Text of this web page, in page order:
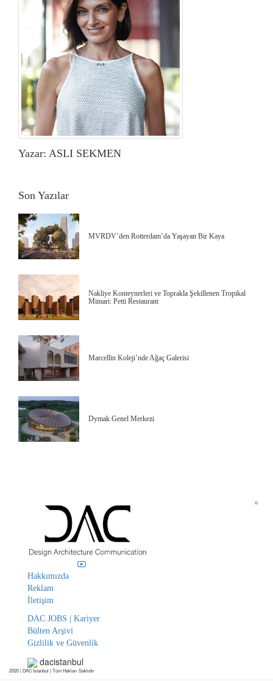
Yazar: ASLI SEKMEN
Son Yazılar
MVRDV’den Rotterdam’da Yaşayan Bir Kaya
Nakliye Konteynerleri ve Toprakla Şekillenen Tropikal
Mimari: Petti Restaurant
Marcellin Koleji’nde Ağaç Galerisi
Dymak Genel Merkezi
Hakkımızda
Reklam
İletişim
DAC JOBS | Kariyer
Bülten Arşivi
Gizlilik ve Güvenlik
dacistanbul
©
2020 | DAC İstanbul | Tüm Hakları Saklıdır